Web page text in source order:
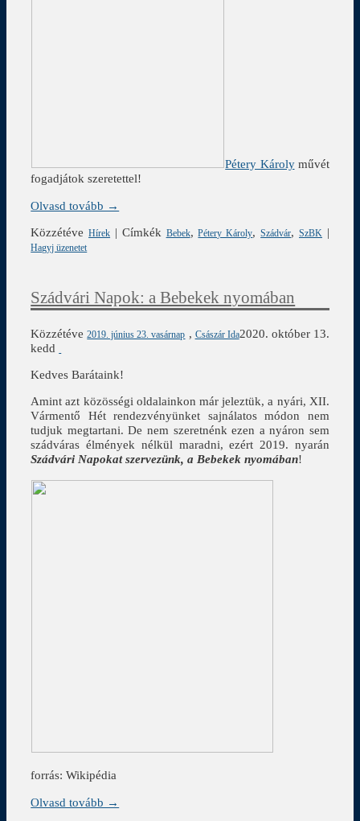
Pétery Károlyművét
fogadjátok szeretettel!
Olvasd tovább →
Közzétéve Hírek | Címkék Bebek,Pétery Károly,Szádvár, SzBK |
Hagyj üzenetet
Szádvári Napok: a Bebekek nyomában
Közzétéve2019. június 23. vasárnap , Császár Ida2020. október 13.
kedd
Kedves Barátaink!
Amint azt közösségi oldalainkon már jeleztük, a nyári, XII.
Vármentő Hét rendezvényünket sajnálatos módon nem
tudjuk megtartani. De nem szeretnénk ezen a nyáron sem
szádváras élmények nélkül maradni, ezért 2019. nyarán
Szádvári Napokat szervezünk, a Bebekek nyomában!
forrás: Wikipédia
Olvasd tovább →